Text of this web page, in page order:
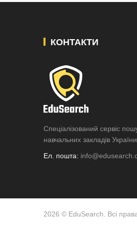
КОНТАКТИ
Спеціалізований сервіс
навчальних закладів України
Ел. пошта:
2026 © EduSearch. Всі